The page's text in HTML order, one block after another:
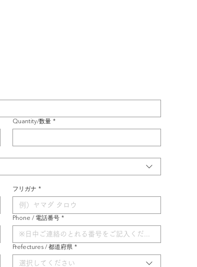
Quantity/数量 *
フリガナ *
Phone / 電話番号 *
Prefectures / 都道府県 *
選択してください